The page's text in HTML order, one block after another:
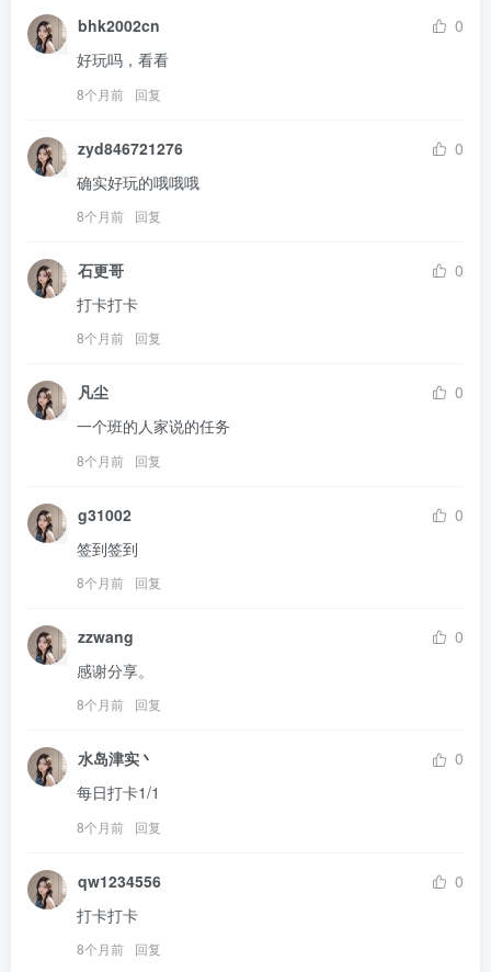
bhk2002cn
0
好玩吗，看看
8个月前 回复
zyd846721276
0
确实好玩的哦哦哦
8个月前 回复
石更哥
0
打卡打卡
8个月前 回复
凡尘
0
一个班的人家说的任务
8个月前 回复
g31002
0
签到签到
8个月前 回复
zzwang
0
感谢分享。
8个月前 回复
水岛津实丶
0
每日打卡1/1
8个月前 回复
qw1234556
0
打卡打卡
8个月前 回复